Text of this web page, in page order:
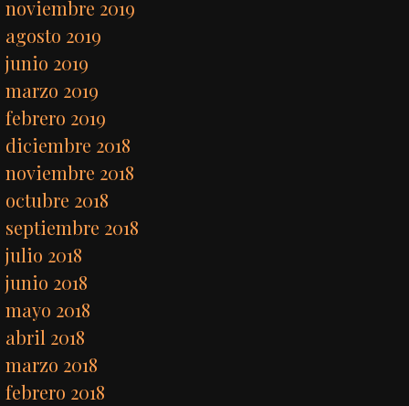
noviembre 2019
agosto 2019
junio 2019
marzo 2019
febrero 2019
diciembre 2018
noviembre 2018
octubre 2018
septiembre 2018
julio 2018
junio 2018
mayo 2018
abril 2018
marzo 2018
febrero 2018